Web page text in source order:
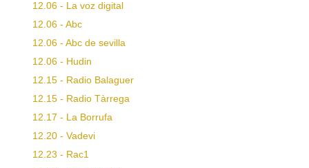
12.06 - La voz digital
12.06 - Abc
12.06 - Abc de sevilla
12.06 - Hudin
12.15 - Radio Balaguer
12.15 - Radio Tàrrega
12.17 - La Borrufa
12.20 - Vadevi
12.23 - Rac1